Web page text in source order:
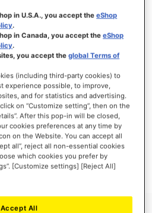
INLOGGEN
vergeten?
vele voordelen: sneller afhandelen, meer dan
en meer.
AANMAKEN
in U.S.A., you accept theeShop
.
in Canada, you accept theeShop
.
you accept theglobal Terms of
(including third-party cookies) to
experience possible, to improve,
and for statistics and advertising.
on “Customize setting”, then on the
After this pop-in will be closed,
cookies preferences at any time by
on the Website. You can accept all
all”, reject all non-essential cookies
which cookies you prefer by
[Customize settings] [Reject All]
Accept All